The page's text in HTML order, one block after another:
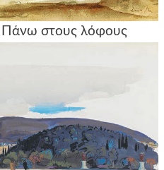
Πάνω στους λόφους